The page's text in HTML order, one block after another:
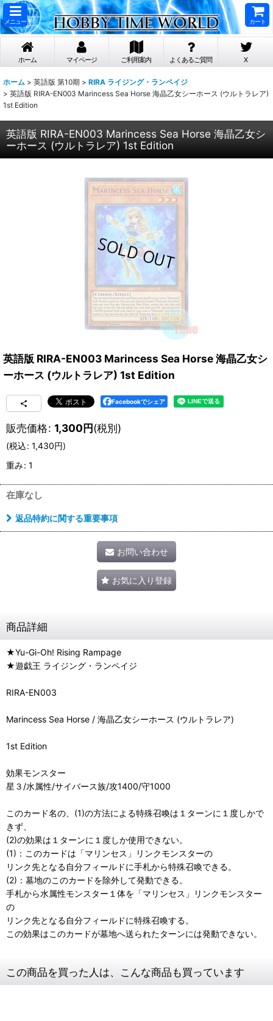
メニュー カート
ホーム マイページ ご利用案内 よくあるご質問 X
ホーム > 英語版 第10期 > RIRA ライジング・ランペイジ
> 英語版 RIRA-EN003 Marincess Sea Horse 海晶乙女シーホース (ウルトラレア)
1st Edition
英語版 RIRA-EN003 Marincess Sea Horse 海晶乙女シ
ーホース (ウルトラレア) 1st Edition
英語版 RIRA-EN003 Marincess Sea Horse 海晶乙女シ
ーホース (ウルトラレア) 1st Edition
Facebookでシェア
販売価格: 1,300円(税別)
(税込: 1,430円)
重み: 1
在庫なし
返品特約に関する重要事項
お問い合わせ
お気に入り登録
商品詳細
★Yu-Gi-Oh! Rising Rampage
★遊戯王 ライジング・ランペイジ
RIRA-EN003
Marincess Sea Horse / 海晶乙女シーホース (ウルトラレア)
1st Edition
効果モンスター
星３/水属性/サイバース族/攻1400/守1000
このカード名の、(1)の方法による特殊召喚は１ターンに１度しかで
きず、
(2)の効果は１ターンに１度しか使用できない。
(1)：このカードは「マリンセス」リンクモンスターの
リンク先となる自分フィールドに手札から特殊召喚できる。
(2)：墓地のこのカードを除外して発動できる。
手札から水属性モンスター１体を「マリンセス」リンクモンスター
の
リンク先となる自分フィールドに特殊召喚する。
この効果はこのカードが墓地へ送られたターンには発動できない。
この商品を買った人は、こんな商品も買っています